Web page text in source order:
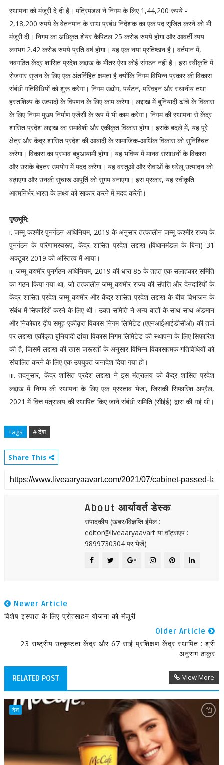
स्थापना को मंजूरी दे दी है। मंत्रिमंडल ने निगम के लिए 1,44,200 रुपये -
2,18,200 रुपये के वेतनमान के साथ प्रबंध निदेशक का एक पद सृजित करने को भी
मंजूरी दी। निगम का अधिकृत शेयर कैपिटल 25 करोड़ रुपये होगा और आवर्ती व्यय
लगभग 2.42 करोड़ रुपये प्रति वर्ष होगा। यह एक नया प्रतिष्ठान है। वर्तमान में,
नवगठित केंद्र शासित प्रदेश लद्दाख के भीतर ऐसा कोई संगठन नहीं है। इस स्वीकृति में
रोजगार सृजन के लिए एक अंतर्निहित क्षमता है क्योंकि निगम विभिन्न प्रकार की विकास
संबंधी गतिविधियों को शुरू करेगा। निगम उद्योग, पर्यटन, परिवहन और स्थानीय तथा
हस्तशिल्प के उत्पादों के विपणन के लिए काम करेगा। लद्दाख में बुनियादी ढांचे के विकास
के लिए निगम मुख्य निर्माण एजेंसी के रूप में भी काम करेगा। निगम की स्थापना से केंद्र
शासित प्रदेश लद्दाख का समावेशी और एकीकृत विकास होगा। इसके बदले में, यह पूरे
क्षेत्र और केंद्र शासित प्रदेश की आबादी के सामाजिक-आर्थिक विकास को सुनिश्चित
करेगा। विकास का प्रभाव बहुआयामी होगा। यह भविष्य में मानव संसाधनों के विकास
और उसके बेहतर उपयोग में मदद करेगा। यह वस्तुओं और सेवाओं के घरेलू उत्पादन को
बढ़ाएगा और उनकी सुचारू आपूर्ति को सुगम बनाएगा। इस प्रकार, यह स्वीकृति
आत्मनिर्भर भारत के लक्ष्य को साकार करने में मदद करेगी।
पृष्ठभूमि:
i. जम्मू-कश्मीर पुनर्गठन अधिनियम, 2019 के अनुसार तत्कालीन जम्मू-कश्मीर राज्य के
पुनर्गठन के परिणामस्वरूप, केंद्र शासित प्रदेश लद्दाख (विधानमंडल के बिना) 31
अक्टूबर 2019 को अस्तित्व में आया।
ii. जम्मू-कश्मीर पुनर्गठन अधिनियम, 2019 की धारा 85 के तहत एक सलाहकार समिति
का गठन किया गया था, जो तत्कालीन जम्मू-कश्मीर राज्य की संपत्ति और देनदारियों के
केंद्र शासित प्रदेश जम्मू-कश्मीर और केंद्र शासित प्रदेश लद्दाख के बीच विभाजन के
संबंध में सिफारिशें करने के लिए थी। उक्त समिति ने अन्य बातों के साथ-साथ अंडमान
और निकोबार द्वीप समूह एकीकृत विकास निगम लिमिटेड (एएनआईआईडीसीओ) की तर्ज
पर लद्दाख एकीकृत बुनियादी ढांचा विकास निगम लिमिटेड की स्थापना के लिए सिफारिश
की है, जिसमें लद्दाख की खास जरूरतों के अनुसार विभिन्न विकासात्मक गतिविधियों को
संचालित करने के लिए एक उपयुक्त जनादेश दिया गया हो।
iii. तदनुसार, केंद्र शासित प्रदेश लद्दाख ने इस मंत्रालय को केंद्र शासित प्रदेश
लद्दाख में निगम की स्थापना के लिए एक प्रस्ताव भेजा, जिसकी सिफारिश अप्रैल,
2021 में वित्त मंत्रालय की स्थापित किए जाने संबंधी समिति (सीईई) द्वारा की गई थी।
Tags # देश
Share This
About आर्यावर्त डेस्क
संपादकीय (खबर/विज्ञप्ति ईमेल :
editor@liveaaryaavart या वॉट्सएप :
9899730304 पर भेजें)
Newer Article
विशेष इस्पात के लिए प्रोत्साहन योजना को मंजूरी
Older Article
23 राष्ट्रीय उत्कृष्टता केंद्र और 67 साई प्रशिक्षण केंद्र स्थापित : श्री
अनुराग ठाकुर
RELATED POST View More
देश